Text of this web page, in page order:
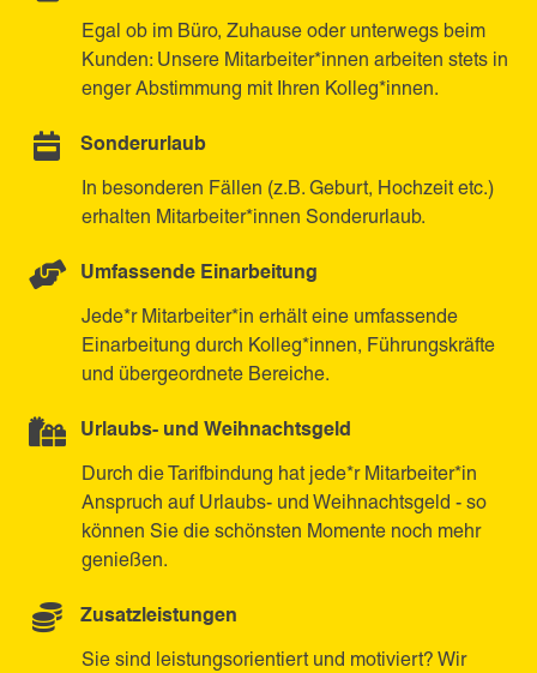
Egal ob im Büro, Zuhause oder unterwegs beim
Kunden: Unsere Mitarbeiter*innen arbeiten stets in
enger Abstimmung mit Ihren Kolleg*innen.
Sonderurlaub
In besonderen Fällen (z.B. Geburt, Hochzeit etc.)
erhalten Mitarbeiter*innen Sonderurlaub.
Umfassende Einarbeitung
Jede*r Mitarbeiter*in erhält eine umfassende
Einarbeitung durch Kolleg*innen, Führungskräfte
und übergeordnete Bereiche.
Urlaubs- und Weihnachtsgeld
Durch die Tarifbindung hat jede*r Mitarbeiter*in
Anspruch auf Urlaubs- und Weihnachtsgeld - so
können Sie die schönsten Momente noch mehr
genießen.
Zusatzleistungen
Sie sind leistungsorientiert und motiviert? Wir